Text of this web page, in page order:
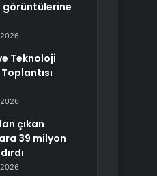
görüntülerine
Teknoloji
çıkan
39 milyon